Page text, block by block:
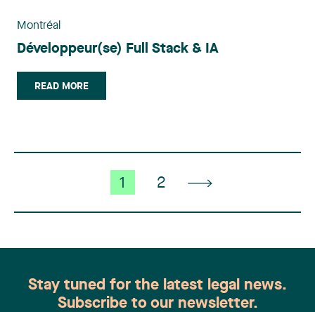
Montréal
Développeur(se) Full Stack & IA
READ MORE
1 2
Stay tuned for the latest legal news.
Subscribe to our newsletter.